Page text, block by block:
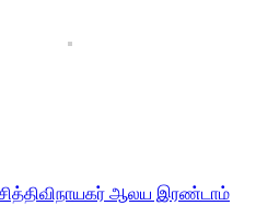
சித்திவிநாயகர் ஆலய இரண்டாம்